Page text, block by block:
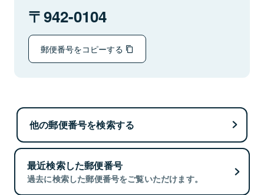
942-0104
郵便番号をコピーする
他の郵便番号を検索する
最近検索した郵便番号
過去に検索した郵便番号をご覧いただけます。